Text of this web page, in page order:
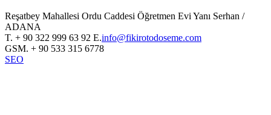
Reşatbey Mahallesi Ordu Caddesi Öğretmen Evi Yanı Serhan /
ADANA
T. + 90 322 999 63 92 E.info@fikirotodoseme.com
GSM. + 90 533 315 6778
SEO